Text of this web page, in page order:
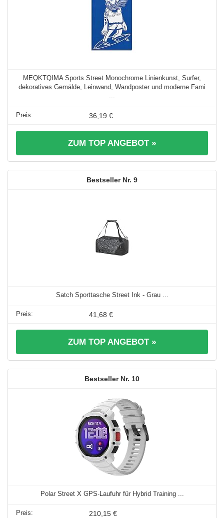
MEQKTQIMA Sports Street Monochrome Linienkunst, Surfer,
dekoratives Gemälde, Leinwand, Wandposter und moderne Fami
36,19 €
ZUM TOP ANGEBOT »
9
Satch Sporttasche Street Ink - Grau ...
41,68 €
ZUM TOP ANGEBOT »
10
Polar Street X GPS-Laufuhr für Hybrid Training ...
210,15 €